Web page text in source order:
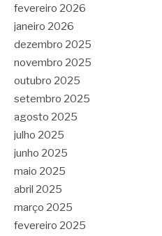
fevereiro 2026
janeiro 2026
dezembro 2025
novembro 2025
outubro 2025
setembro 2025
agosto 2025
julho 2025
junho 2025
maio 2025
abril 2025
março 2025
fevereiro 2025